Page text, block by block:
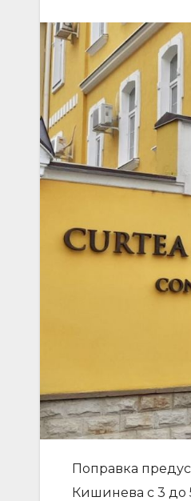
Поправка
Кишинева с 3 до